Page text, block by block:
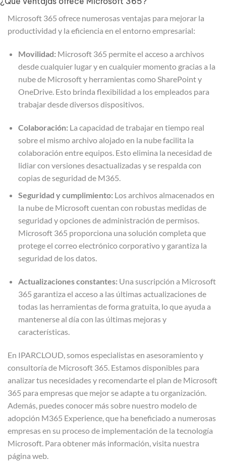
Microsoft 365 ofrece numerosas ventajas para mejorar la
productividad y la eficiencia en el entorno empresarial:
Movilidad: Microsoft 365 permite el acceso a archivos
desde cualquier lugar y en cualquier momento gracias a la
nube de Microsoft y herramientas como SharePoint y
OneDrive. Esto brinda flexibilidad a los empleados para
trabajar desde diversos dispositivos.
Colaboración: La capacidad de trabajar en tiempo real
sobre el mismo archivo alojado en la nube facilita la
colaboración entre equipos. Esto elimina la necesidad de
lidiar con versiones desactualizadas y se respalda con
copias de seguridad de M365.
Seguridad y cumplimiento: Los archivos almacenados en
la nube de Microsoft cuentan con robustas medidas de
seguridad y opciones de administración de permisos.
Microsoft 365 proporciona una solución completa que
protege el correo electrónico corporativo y garantiza la
seguridad de los datos.
Actualizaciones constantes: Una suscripción a Microsoft
365 garantiza el acceso a las últimas actualizaciones de
todas las herramientas de forma gratuita, lo que ayuda a
mantenerse al día con las últimas mejoras y
características.
En IPARCLOUD, somos especialistas en asesoramiento y
consultoría de Microsoft 365. Estamos disponibles para
analizar tus necesidades y recomendarte el plan de Microsoft
365 para empresas que mejor se adapte a tu organización.
Además, puedes conocer más sobre nuestro modelo de
adopción M365 Experience, que ha beneficiado a numerosas
empresas en su proceso de implementación de la tecnología
Microsoft. Para obtener más información, visita nuestra
página web.